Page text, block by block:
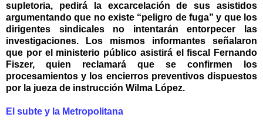
supletoria, pedirá la excarcelación de sus asistidos
argumentando que no existe “peligro de fuga” y que los
dirigentes sindicales no intentarán entorpecer las
investigaciones. Los mismos informantes señalaron
que por el ministerio público asistirá el fiscal Fernando
Fiszer, quien reclamará que se confirmen los
procesamientos y los encierros preventivos dispuestos
por la jueza de instrucción Wilma López.
El subte y la Metropolitana